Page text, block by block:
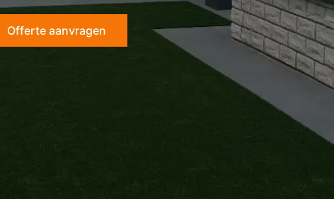
Offerte aanvragen